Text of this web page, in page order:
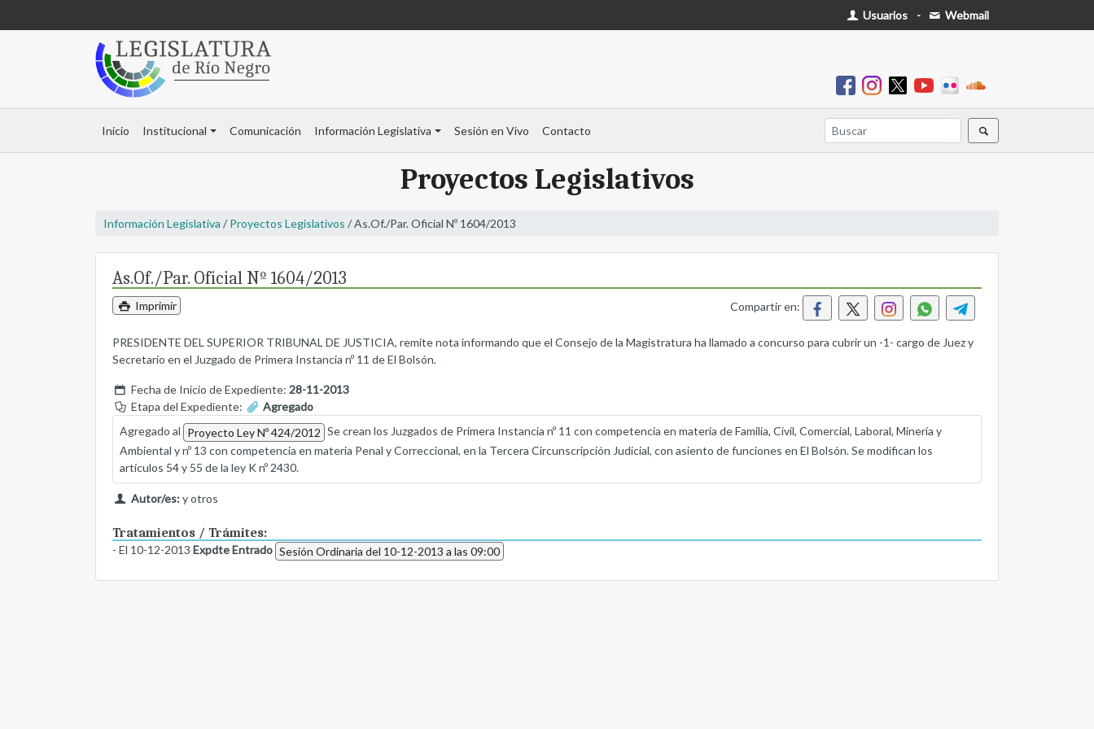
Usuarios - Webmail
Inicio Institucional Comunicación Información Legislativa Sesión en Vivo Contacto
Proyectos Legislativos
Información Legislativa / Proyectos Legislativos / As.Of./Par. Oficial Nº 1604/2013
As.Of./Par. Oficial Nº 1604/2013
Imprimir Compartir en:
PRESIDENTE DEL SUPERIOR TRIBUNAL DE JUSTICIA, remite nota informando que el Consejo de la Magistratura ha llamado a concurso para cubrir un -1- cargo de Juez y
Secretario en el Juzgado de Primera Instancia nº 11 de El Bolsón.
Fecha de Inicio de Expediente: 28-11-2013
Etapa del Expediente:
Agregado
Agregado al Proyecto Ley Nº 424/2012 Se crean los Juzgados de Primera Instancia nº 11 con competencia en materia de Familia, Civil, Comercial, Laboral, Minería y
Ambiental y nº 13 con competencia en materia Penal y Correccional, en la Tercera Circunscripción Judicial, con asiento de funciones en El Bolsón. Se modifican los
artículos 54 y 55 de la ley K nº 2430.
Autor/es:y otros
Tratamientos / Trámites:
- El 10-12-2013 Expdte Entrado Sesión Ordinaria del 10-12-2013 a las 09:00